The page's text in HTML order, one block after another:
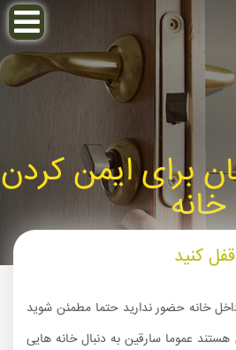
برای ایمن کردن
خانه
کنید
خانه حضور ندارید حتما مطمئن شوید
عموما سارقین به دنبال خانه هایی